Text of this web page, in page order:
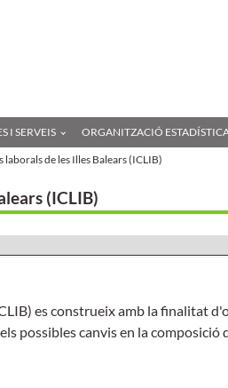
I SERVEIS ORGANITZACIÓ
laborals de les Illes Balears (ICLIB)
(ICLIB)
es construeix amb la finalitat
possibles canvis en la composició